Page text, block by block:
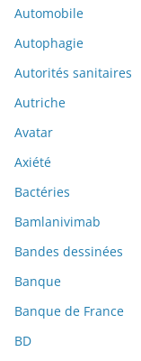
Automobile
Autophagie
Autorités sanitaires
Autriche
Avatar
Axiété
Bactéries
Bamlanivimab
Bandes dessinées
Banque
Banque de France
BD